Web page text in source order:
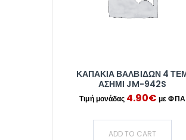
ΚΑΠΑΚΙΑ ΒΑΛΒΙΔΩΝ 4
ΑΣΗΜΙ JM-942S
4.90€
ADD TO CART